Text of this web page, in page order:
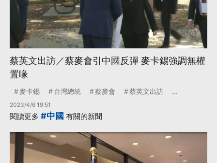
蔡英文出訪／蔡麥會引中國反彈 麥卡錫強調無權
置喙
麥卡錫 台灣總統 蔡麥會 蔡英文出訪 ...
2023/4/6 19:51
閱讀更多 #中國 有關的新聞